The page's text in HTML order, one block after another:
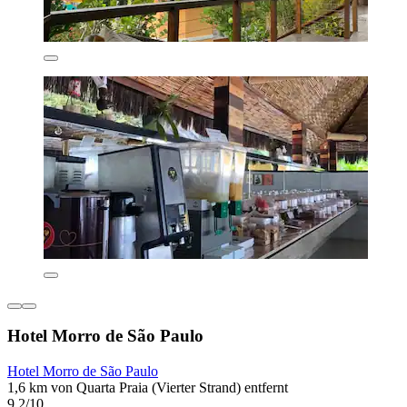
Hotel Morro de São Paulo
Hotel Morro de São Paulo
1,6 km von Quarta Praia (Vierter Strand) entfernt
9,2/10